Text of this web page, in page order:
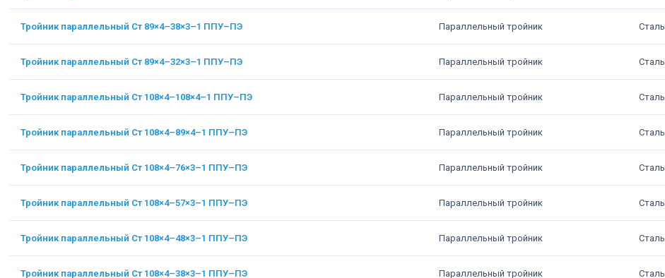
Тройник параллельный Ст 89×4–38×3–1 ППУ–ПЭ Параллельный тройник Сталь
Тройник параллельный Ст 89×4–32×3–1 ППУ–ПЭ Параллельный тройник Сталь
Тройник параллельный Ст 108×4–108×4–1 ППУ–ПЭ Параллельный тройник Сталь
Тройник параллельный Ст 108×4–89×4–1 ППУ–ПЭ Параллельный тройник Сталь
Тройник параллельный Ст 108×4–76×3–1 ППУ–ПЭ Параллельный тройник Сталь
Тройник параллельный Ст 108×4–57×3–1 ППУ–ПЭ Параллельный тройник Сталь
Тройник параллельный Ст 108×4–48×3–1 ППУ–ПЭ Параллельный тройник Сталь
Тройник параллельный Ст 108×4–38×3–1 ППУ–ПЭ Параллельный тройник Сталь